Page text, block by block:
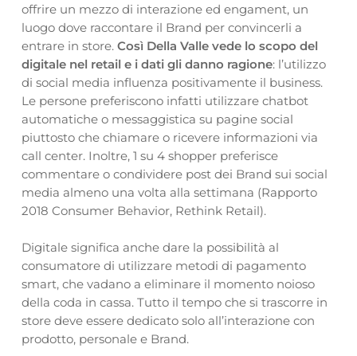
offrire un mezzo di interazione ed engament, un
luogo dove raccontare il Brand per convincerli a
entrare in store. Così Della Valle vede lo scopo del
digitale nel retail e i dati gli danno ragione: l’utilizzo
di social media influenza positivamente il business.
Le persone preferiscono infatti utilizzare chatbot
automatiche o messaggistica su pagine social
piuttosto che chiamare o ricevere informazioni via
call center. Inoltre, 1 su 4 shopper preferisce
commentare o condividere post dei Brand sui social
media almeno una volta alla settimana (Rapporto
2018 Consumer Behavior, Rethink Retail).
Digitale significa anche dare la possibilità al
consumatore di utilizzare metodi di pagamento
smart, che vadano a eliminare il momento noioso
della coda in cassa. Tutto il tempo che si trascorre in
store deve essere dedicato solo all’interazione con
prodotto, personale e Brand.